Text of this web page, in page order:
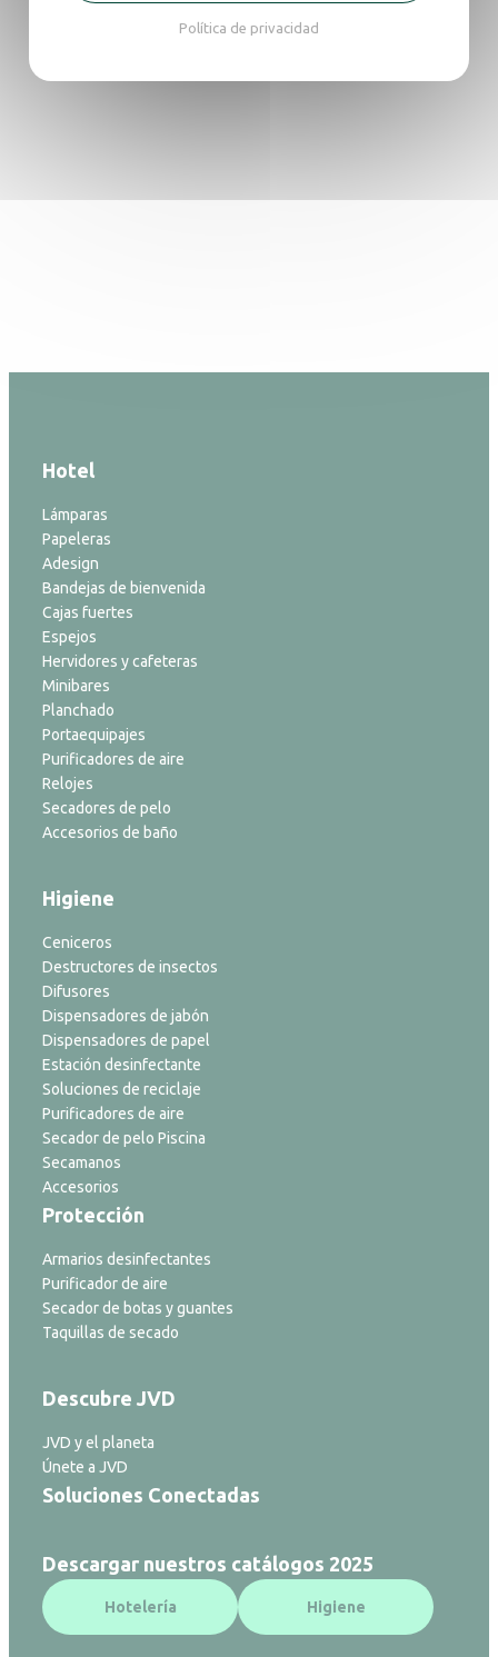
Hotel
Lámparas
Papeleras
Adesign
Bandejas de bienvenida
Cajas fuertes
Espejos
Hervidores y cafeteras
Minibares
Planchado
Portaequipajes
Purificadores de aire
Relojes
Secadores de pelo
Accesorios de baño
Higiene
Ceniceros
Destructores de insectos
Difusores
Dispensadores de jabón
Dispensadores de papel
Estación desinfectante
Soluciones de reciclaje
Purificadores de aire
Secador de pelo Piscina
Secamanos
Accesorios
Protección
Armarios desinfectantes
Purificador de aire
Secador de botas y guantes
Taquillas de secado
Descubre JVD
JVD y el planeta
Únete a JVD
Soluciones Conectadas
Descargar nuestros catálogos 2025
Hotelería Higiene
Política de privacidad